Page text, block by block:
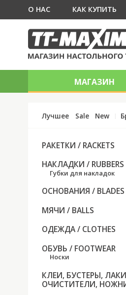
О НАС КАК КУПИТЬ
МАГАЗИН
Лучшее Sale New
РАКЕТКИ / RACKETS
НАКЛАДКИ / RUBBERS
Губки для накладок
ОСНОВАНИЯ / BLADES
МЯЧИ / BALLS
ОДЕЖДА / CLOTHES
ОБУВЬ / FOOTWEAR
Носки
КЛЕИ, БУСТЕРЫ,
ОЧИСТИТЕЛИ,